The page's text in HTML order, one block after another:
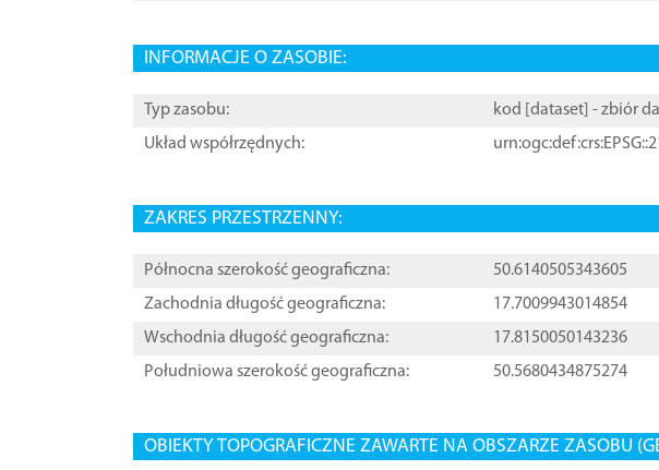
INFORMACJE O ZASOBIE:
Typ zasobu: kod [ dataset ] - zbiór
Układ współrzędnych:
ZAKRES PRZESTRZENNY:
Północna szerokość geograficzna:
50.6140505343605
Zachodnia długość geograficzna:
17.7009943014854
Wschodnia długość geograficzna:
17.8150050143236
Południowa szerokość geograficzna:
50.5680434875274
OBIEKTY TOPOGRAFICZNE ZAWARTE NA OBSZARZE ZASOBU